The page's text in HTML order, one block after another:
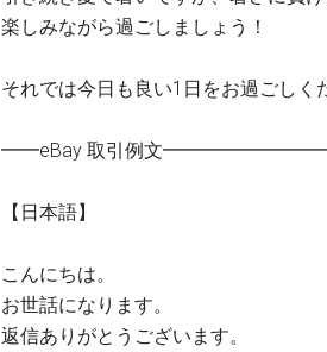
楽しみながら過ごしましょう！
それでは今日も良い1日をお過ごしく
━━eBay 取引例文
【日本語】
こんにちは。
お世話になります。
返信ありがとうございます。